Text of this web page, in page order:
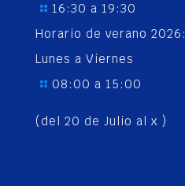
16:30 a 19:30
Horario de verano 2026:
Lunes a Viernes
08:00 a 15:00
(del 20 de Julio al x )